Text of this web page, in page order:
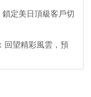
定美日頂級客戶切
回望精彩風雲，預